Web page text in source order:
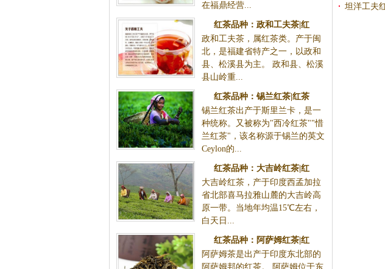
在福鼎经营...
红茶品种：政和工夫茶|红
政和工夫茶，属红茶类。产于闽
北，是福建省特产之一，以政和
县、松溪县为主。 政和县、松溪
县山岭重...
红茶品种：锡兰红茶|红茶
锡兰红茶出产于斯里兰卡，是一
种统称。又被称为"西冷红茶""惜
兰红茶"，该名称源于锡兰的英文
Ceylon的...
红茶品种：大吉岭红茶|红
大吉岭红茶，产于印度西孟加拉
省北部喜马拉雅山麓的大吉岭高
原一带。当地年均温15℃左右，
白天日...
红茶品种：阿萨姆红茶|红
阿萨姆茶是出产于印度东北部的
阿萨姆邦的红茶。 阿萨姆位于东
坦洋工夫